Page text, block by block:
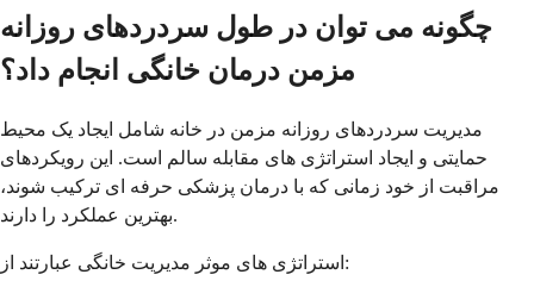
چگونه می توان در طول سردردهای روزانه
مزمن درمان خانگی انجام داد؟
مدیریت سردردهای روزانه مزمن در خانه شامل ایجاد یک محیط
حمایتی و ایجاد استراتژی های مقابله سالم است. این رویکردهای
مراقبت از خود زمانی که با درمان پزشکی حرفه ای ترکیب شوند،
بهترین عملکرد را دارند.
استراتژی های موثر مدیریت خانگی عبارتند از: